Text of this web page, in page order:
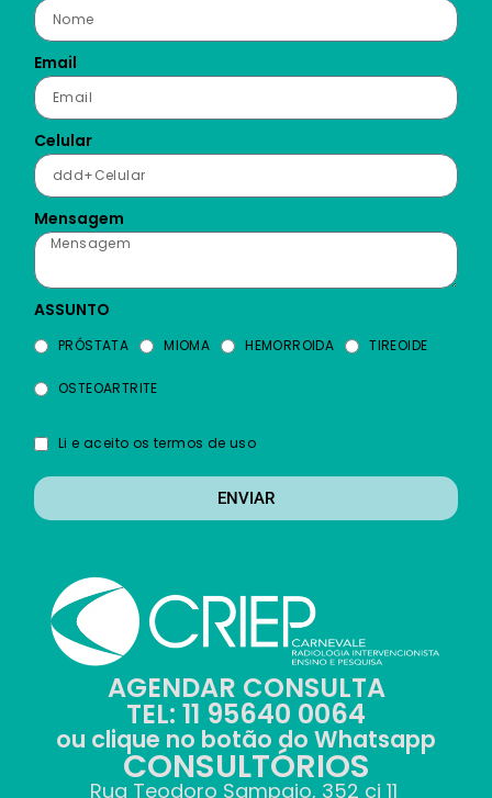
Email
Celular
Mensagem
ASSUNTO
PRÓSTATA MIOMA HEMORROIDA TIREOIDE
OSTEOARTRITE
Li e aceito os termos de uso
ENVIAR
AGENDAR CONSULTA
TEL: 11 95640 0064
ou clique no botão do Whatsapp
CONSULTÓRIOS
Rua Teodoro Sampaio, 352 cj 11